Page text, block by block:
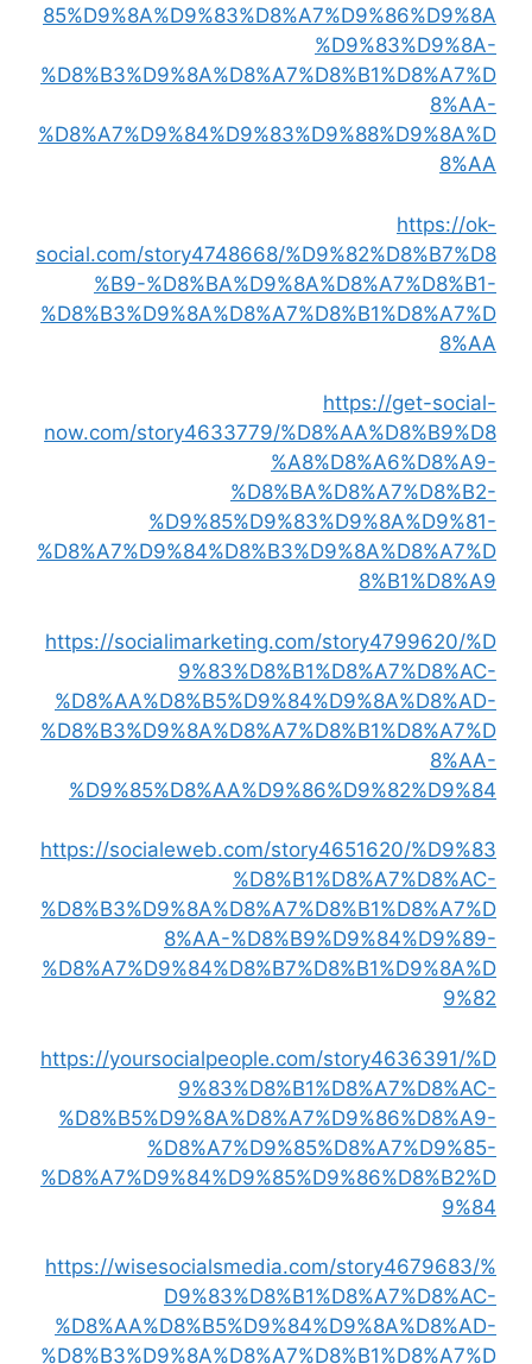
85%D9%8A%D9%83%D8%A7%D9%86%D9%8A
%D9%83%D9%8A-
%D8%B3%D9%8A%D8%A7%D8%B1%D8%A7%D
8%AA-
%D8%A7%D9%84%D9%83%D9%88%D9%8A%D
8%AA
https://ok-
social.com/story4748668/%D9%82%D8%B7%D8
%B9-%D8%BA%D9%8A%D8%A7%D8%B1-
%D8%B3%D9%8A%D8%A7%D8%B1%D8%A7%D
8%AA
https://get-social-
now.com/story4633779/%D8%AA%D8%B9%D8
%A8%D8%A6%D8%A9-
%D8%BA%D8%A7%D8%B2-
%D9%85%D9%83%D9%8A%D9%81-
%D8%A7%D9%84%D8%B3%D9%8A%D8%A7%D
8%B1%D8%A9
https://socialimarketing.com/story4799620/%D
9%83%D8%B1%D8%A7%D8%AC-
%D8%AA%D8%B5%D9%84%D9%8A%D8%AD-
%D8%B3%D9%8A%D8%A7%D8%B1%D8%A7%D
8%AA-
%D9%85%D8%AA%D9%86%D9%82%D9%84
https://socialeweb.com/story4651620/%D9%83
%D8%B1%D8%A7%D8%AC-
%D8%B3%D9%8A%D8%A7%D8%B1%D8%A7%D
8%AA-%D8%B9%D9%84%D9%89-
%D8%A7%D9%84%D8%B7%D8%B1%D9%8A%D
9%82
https://yoursocialpeople.com/story4636391/%D
9%83%D8%B1%D8%A7%D8%AC-
%D8%B5%D9%8A%D8%A7%D9%86%D8%A9-
%D8%A7%D9%85%D8%A7%D9%85-
%D8%A7%D9%84%D9%85%D9%86%D8%B2%D
9%84
https://wisesocialsmedia.com/story4679683/%
D9%83%D8%B1%D8%A7%D8%AC-
%D8%AA%D8%B5%D9%84%D9%8A%D8%AD-
%D8%B3%D9%8A%D8%A7%D8%B1%D8%A7%D